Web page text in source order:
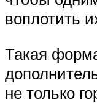
воплотить
Такая
не только